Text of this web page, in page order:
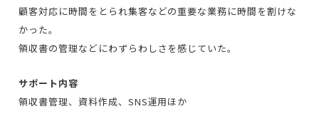
顧客対応に時間をとられ集客などの重要な業務に時間を割けな
かった。
領収書の管理などにわずらわしさを感じていた。
サポート内容
領収書管理、資料作成、SNS運用ほか